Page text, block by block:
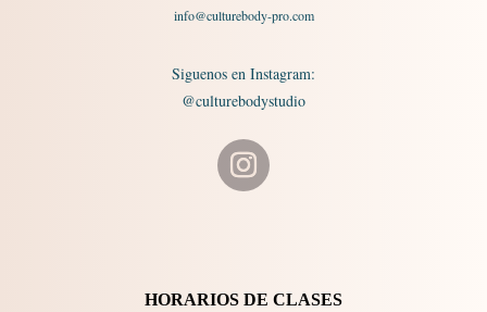
info@culturebody-pro.com
Siguenos en Instagram:
@culturebodystudio
HORARIOS DE CLASES